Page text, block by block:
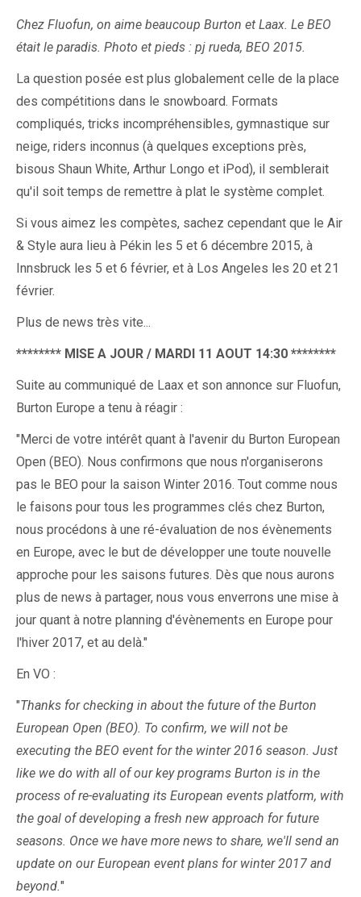
Chez Fluofun, on aime beaucoup Burton et Laax. Le BEO
était le paradis. Photo et pieds : pj rueda, BEO 2015.
La question posée est plus globalement celle de la place
des compétitions dans le snowboard. Formats
compliqués, tricks incompréhensibles, gymnastique sur
neige, riders inconnus (à quelques exceptions près,
bisous Shaun White, Arthur Longo et iPod), il semblerait
qu'il soit temps de remettre à plat le système complet.
Si vous aimez les compètes, sachez cependant que le Air
& Style aura lieu à Pékin les 5 et 6 décembre 2015, à
Innsbruck les 5 et 6 février, et à Los Angeles les 20 et 21
février.
Plus de news très vite...
******** MISE A JOUR / MARDI 11 AOUT 14:30 ********
Suite au communiqué de Laax et son annonce sur Fluofun,
Burton Europe a tenu à réagir :
"Merci de votre intérêt quant à l'avenir du Burton European
Open (BEO). Nous confirmons que nous n'organiserons
pas le BEO pour la saison Winter 2016. Tout comme nous
le faisons pour tous les programmes clés chez Burton,
nous procédons à une ré-évaluation de nos évènements
en Europe, avec le but de développer une toute nouvelle
approche pour les saisons futures. Dès que nous aurons
plus de news à partager, nous vous enverrons une mise à
jour quant à notre planning d'évènements en Europe pour
l'hiver 2017, et au delà."
En VO :
"Thanks for checking in about the future of the Burton
European Open (BEO). To confirm, we will not be
executing the BEO event for the winter 2016 season. Just
like we do with all of our key programs Burton is in the
process of re-evaluating its European events platform, with
the goal of developing a fresh new approach for future
seasons. Once we have more news to share, we'll send an
update on our European event plans for winter 2017 and
beyond."